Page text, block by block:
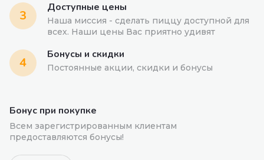
3
Доступные цены
Наша миссия - сделать пиццу доступной для
всех. Наши цены Вас приятно удивят
4
Бонусы и скидки
Постоянные акции, скидки и бонусы
Бонус при покупке
Всем зарегистрированным клиентам
предоставляются бонусы!